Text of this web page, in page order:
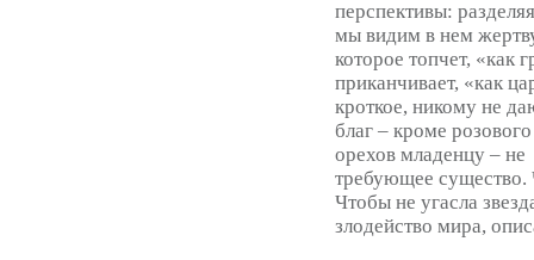
перспективы:
мы видим в нем
которое топчет, «как
приканчивает, «как
кроткое, никому не
благ – кроме
орехов младенцу – не
требующее
Чтобы не угасла
злодейство мира,